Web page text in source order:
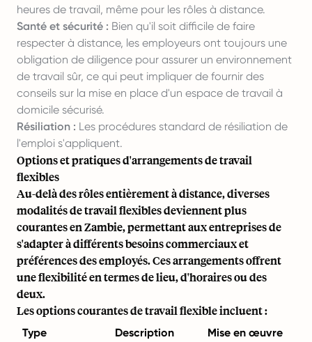
heures de travail, même pour les rôles à distance.
Santé et sécurité : Bien qu'il soit difficile de faire
respecter à distance, les employeurs ont toujours une
obligation de diligence pour assurer un environnement
de travail sûr, ce qui peut impliquer de fournir des
conseils sur la mise en place d'un espace de travail à
domicile sécurisé.
Résiliation : Les procédures standard de résiliation de
l'emploi s'appliquent.
Options et pratiques d'arrangements de travail
flexibles
Au-delà des rôles entièrement à distance, diverses
modalités de travail flexibles deviennent plus
courantes en Zambie, permettant aux entreprises de
s'adapter à différents besoins commerciaux et
préférences des employés. Ces arrangements offrent
une flexibilité en termes de lieu, d'horaires ou des
deux.
Les options courantes de travail flexible incluent :
Type
Description
Mise en œuvre